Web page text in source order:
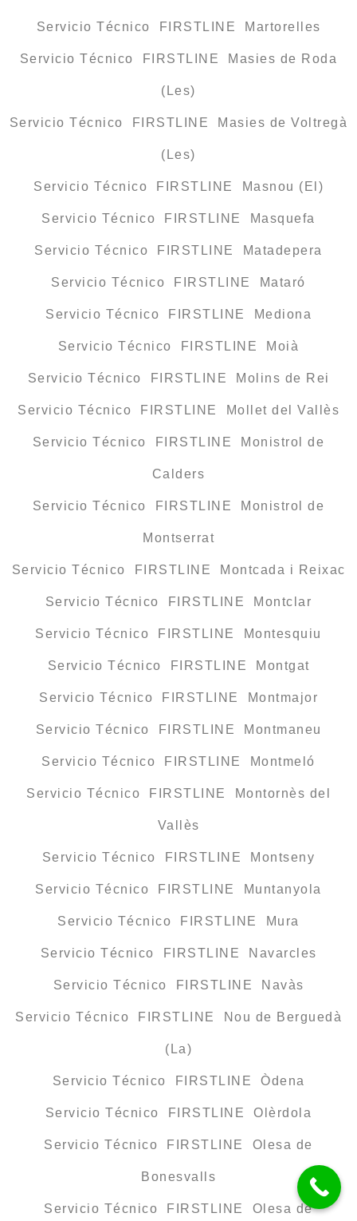
Servicio Técnico FIRSTLINE Martorelles
Servicio Técnico FIRSTLINE Masies de Roda
(Les)
Servicio Técnico FIRSTLINE Masies de Voltregà
(Les)
Servicio Técnico FIRSTLINE Masnou (El)
Servicio Técnico FIRSTLINE Masquefa
Servicio Técnico FIRSTLINE Matadepera
Servicio Técnico FIRSTLINE Mataró
Servicio Técnico FIRSTLINE Mediona
Servicio Técnico FIRSTLINE Moià
Servicio Técnico FIRSTLINE Molins de Rei
Servicio Técnico FIRSTLINE Mollet del Vallès
Servicio Técnico FIRSTLINE Monistrol de
Calders
Servicio Técnico FIRSTLINE Monistrol de
Montserrat
Servicio Técnico FIRSTLINE Montcada i Reixac
Servicio Técnico FIRSTLINE Montclar
Servicio Técnico FIRSTLINE Montesquiu
Servicio Técnico FIRSTLINE Montgat
Servicio Técnico FIRSTLINE Montmajor
Servicio Técnico FIRSTLINE Montmaneu
Servicio Técnico FIRSTLINE Montmeló
Servicio Técnico FIRSTLINE Montornès del
Vallès
Servicio Técnico FIRSTLINE Montseny
Servicio Técnico FIRSTLINE Muntanyola
Servicio Técnico FIRSTLINE Mura
Servicio Técnico FIRSTLINE Navarcles
Servicio Técnico FIRSTLINE Navàs
Servicio Técnico FIRSTLINE Nou de Berguedà
(La)
Servicio Técnico FIRSTLINE Òdena
Servicio Técnico FIRSTLINE Olèrdola
Servicio Técnico FIRSTLINE Olesa de
Bonesvalls
Servicio Técnico FIRSTLINE Olesa de